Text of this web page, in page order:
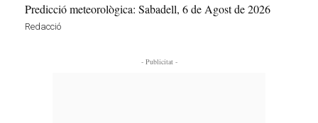
Predicció meteorològica: Sabadell, 6 de Agost de 2026
Redacció
- Publicitat -